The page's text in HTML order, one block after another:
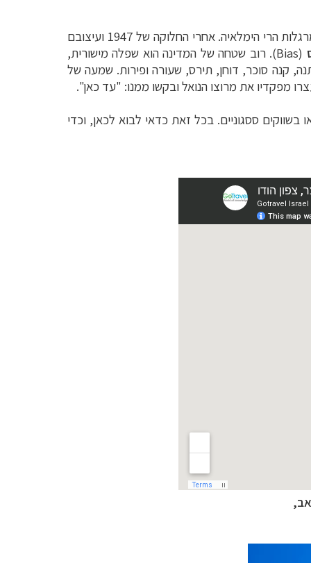
המישורים שלמרגלות הרי הימלאיה. אחרי החלוקה של 1947 ועיצובם
(
Bias). רוב שטחה של המדינה הוא שפלה מישורית,
קנה סוכר, דוחן, תירס, שעורה ופירות. שמעה של
מפקדיו את מרוצו הנואלובקשו ממנו: "עד כאן".
בשווקים ססגוניים. בכל זאת כדאי לבוא לכאן, וכדי